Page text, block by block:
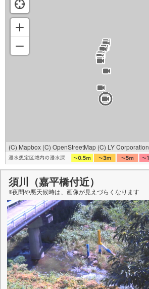
(C) Mapbox (C) OpenStreetMap (C) LY Corporation
須川（嘉平橋付近）
※夜間や悪天候時は、 画像が見えづらくなります